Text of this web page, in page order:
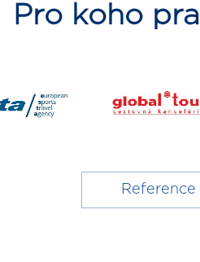
Pro koho
Reference